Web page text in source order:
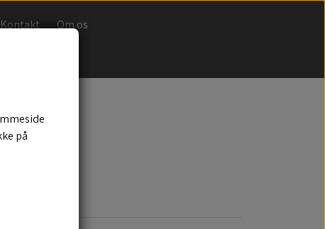
Kontakt
Om os
på